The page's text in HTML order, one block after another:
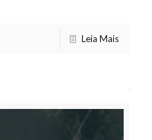
Leia Mais